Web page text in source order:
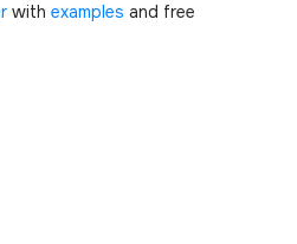
with examples and free